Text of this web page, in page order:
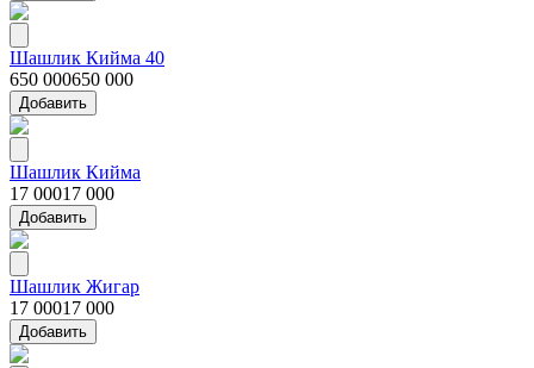
Шашлик Кийма 40
650 000650 000
Добавить
Шашлик Кийма
17 00017 000
Добавить
Шашлик Жигар
17 00017 000
Добавить